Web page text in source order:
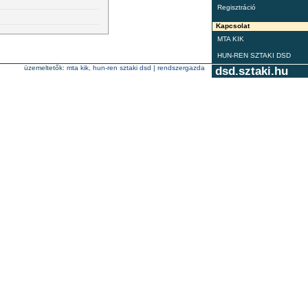
Regisztráció
Kapcsolat
MTA KIK
HUN-REN SZTAKI DSD
dsd.sztaki.hu
üzemeltetők: mta kik hun-ren sztaki dsd | rendszergazda